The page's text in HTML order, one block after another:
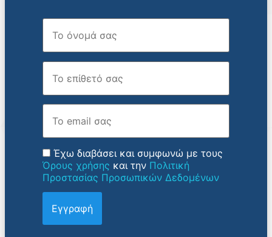
Όνομα
Επώνυμο
Email
Έχω διαβάσει και συμφωνώ με τους
Όρους χρήσης και την Πολιτική
Προστασίας Προσωπικών Δεδομένων